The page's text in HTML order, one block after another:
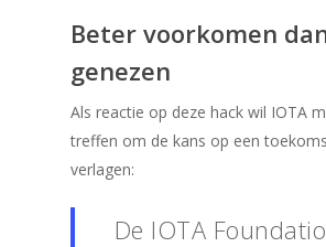
Beter voorkomen
genezen
Als reactie op deze hack wil IOTA
treffen om de kans op een
verlagen:
De IOTA